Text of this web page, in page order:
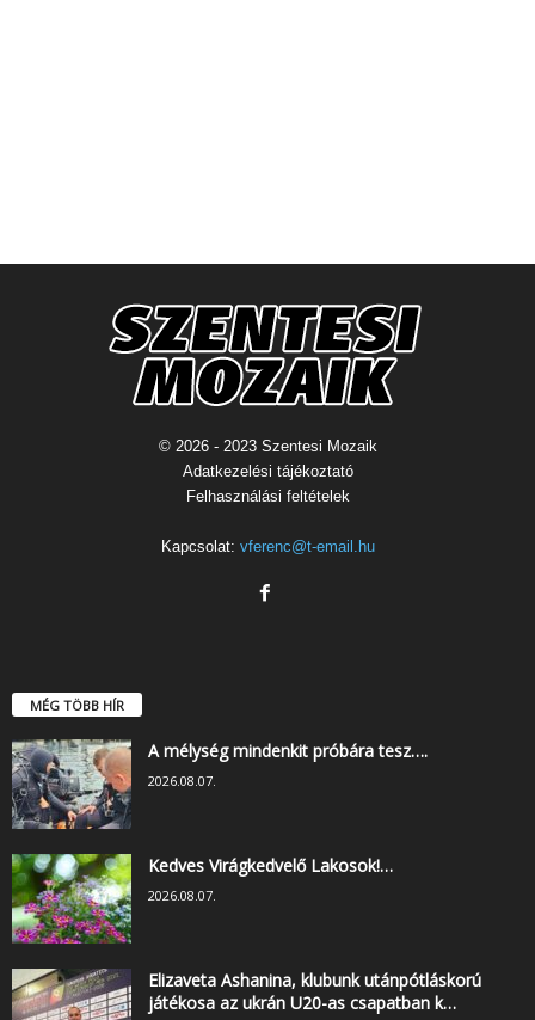
© 2026 - 2023 Szentesi Mozaik
Adatkezelési tájékoztató
Felhasználási feltételek
Kapcsolat: vferenc@t-email.hu
MÉG TÖBB HÍR
A mélység mindenkit próbára tesz….
2026.08.07.
Kedves Virágkedvelő Lakosok!…
2026.08.07.
Elizaveta Ashanina, klubunk utánpótláskorú
játékosa az ukrán U20-as csapatban k…